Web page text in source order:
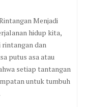
Menjadi
hidup kita,
rintangan dan
putus asa atau
setiap tantangan
untuk tumbuh